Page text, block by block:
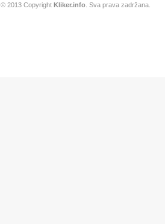
© 2013 Copyright Kliker.info . Sva prava zadržana.